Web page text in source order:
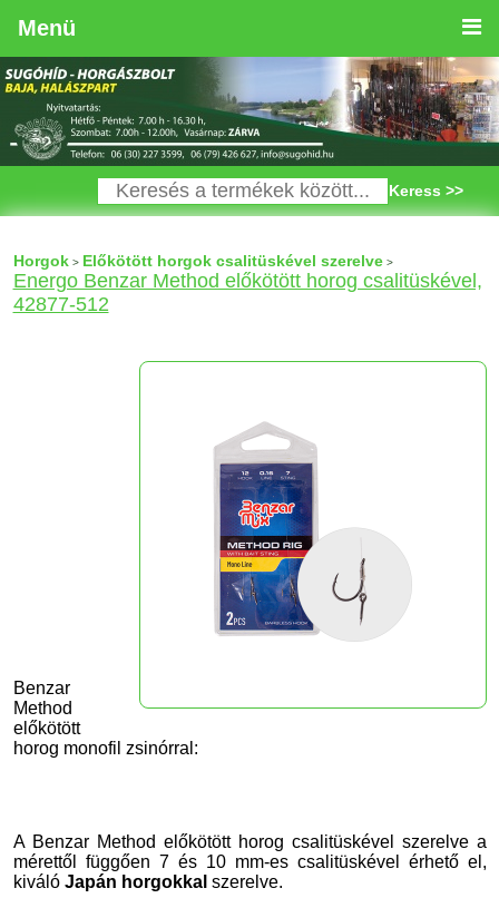
Menü
Keress >>
Horgok> Előkötött horgok csalitüskével szerelve>
Energo Benzar Method előkötött horog csalitüskével,
42877-512
Benzar
Method
előkötött
horog monofil zsinórral:
A Benzar Method előkötött horog csalitüskével szerelve a
mérettől függően 7 és 10 mm-es csalitüskével érhető el,
kiváló Japán horgokkal szerelve.